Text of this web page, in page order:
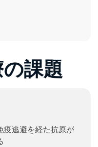
課題
疫逃避を経た抗原が